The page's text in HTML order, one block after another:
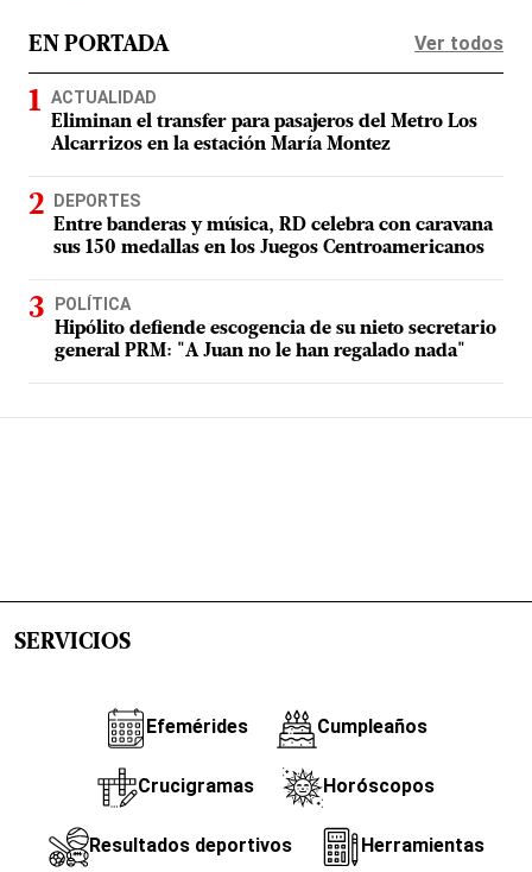
EN PORTADA Ver todos
ACTUALIDAD
Eliminan el transfer para pasajeros del Metro Los
Alcarrizos en la estación María Montez
DEPORTES
Entre banderas y música, RD celebra con caravana
sus 150 medallas en los Juegos Centroamericanos
POLÍTICA
Hipólito defiende escogencia de su nieto secretario
general PRM: "A Juan no le han regalado nada"
SERVICIOS
Efemérides Cumpleaños
Crucigramas Horóscopos
Resultados deportivos Herramientas